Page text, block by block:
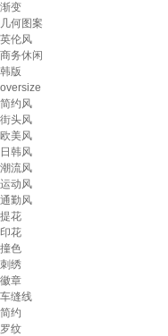
渐变
几何图案
英伦风
商务休闲
韩版
oversize
简约风
街头风
欧美风
日韩风
潮流风
运动风
通勤风
提花
印花
撞色
刺绣
徽章
车缝线
简约
罗纹